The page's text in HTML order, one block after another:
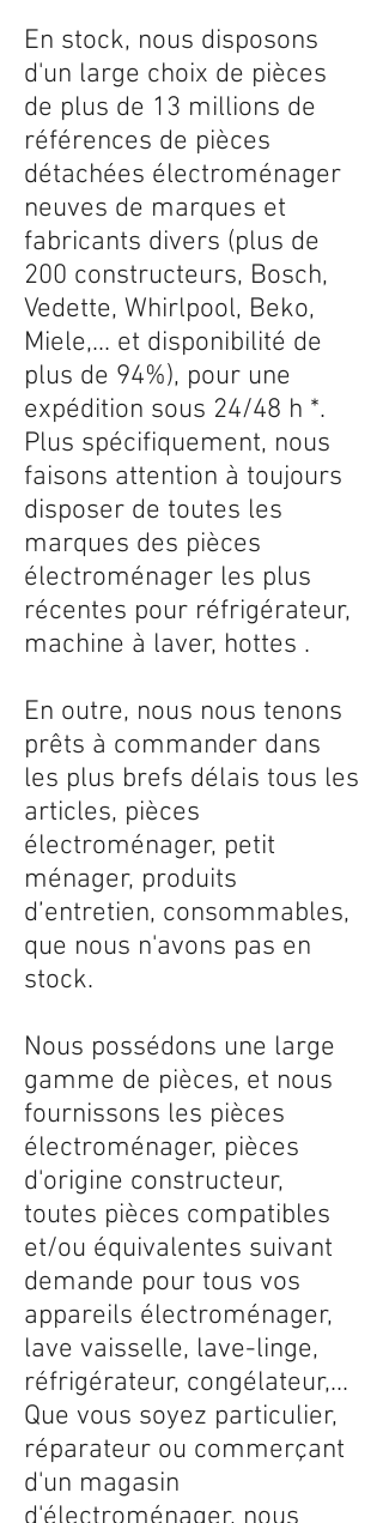
En stock, nous disposons
d'un large choix de pièces
de plus de 13 millions de
références de pièces
détachées électroménager
neuves de marques et
fabricants divers (plus de
200 constructeurs, Bosch,
Vedette, Whirlpool, Beko,
Miele,... et disponibilité de
plus de 94%), pour une
expédition sous 24/48 h *.
Plus spécifiquement, nous
faisons attention à toujours
disposer de toutes les
marques des pièces
électroménager les plus
récentes pour réfrigérateur,
machine à laver, hottes .
En outre, nous nous tenons
prêts à commander dans
les plus brefs délais tous les
articles, pièces
électroménager, petit
ménager, produits
d’entretien, consommables,
que nous n'avons pas en
stock.
Nous possédons une large
gamme de pièces, et nous
fournissons les pièces
électroménager, pièces
d'origine constructeur,
toutes pièces compatibles
et/ou équivalentes suivant
demande pour tous vos
appareils électroménager,
lave vaisselle, lave-linge,
réfrigérateur, congélateur,...
Que vous soyez particulier,
réparateur ou commerçant
d'un magasin